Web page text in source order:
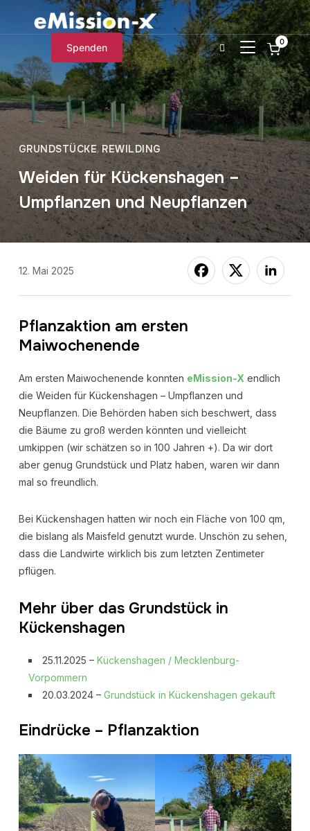
Spenden 0
GRUNDSTÜCKE,REWILDING
Weiden für Kückenshagen –
Umpflanzen und Neupflanzen
12. Mai 2025
Pflanzaktion am ersten
Maiwochenende
Am ersten Maiwochenende konnten eMission-X endlich
die Weiden für Kückenshagen – Umpflanzen und
Neupflanzen. Die Behörden haben sich beschwert, dass
die Bäume zu groß werden könnten und vielleicht
umkippen (wir schätzen so in 100 Jahren +). Da wir dort
aber genug Grundstück und Platz haben, waren wir dann
mal so freundlich.
Bei Kückenshagen hatten wir noch ein Fläche von 100 qm,
die bislang als Maisfeld genutzt wurde. Unschön zu sehen,
dass die Landwirte wirklich bis zum letzten Zentimeter
pflügen.
Mehr über das Grundstück in
Kückenshagen
25.11.2025 – Kückenshagen / Mecklenburg-
Vorpommern
20.03.2024 – Grundstück in Kückenshagen gekauft
Eindrücke – Pflanzaktion